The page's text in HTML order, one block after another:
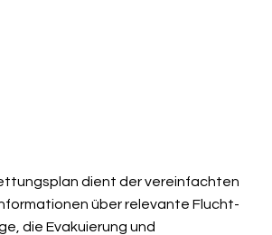
dient der vereinfachten
über relevante Flucht-
die Evakuierung und